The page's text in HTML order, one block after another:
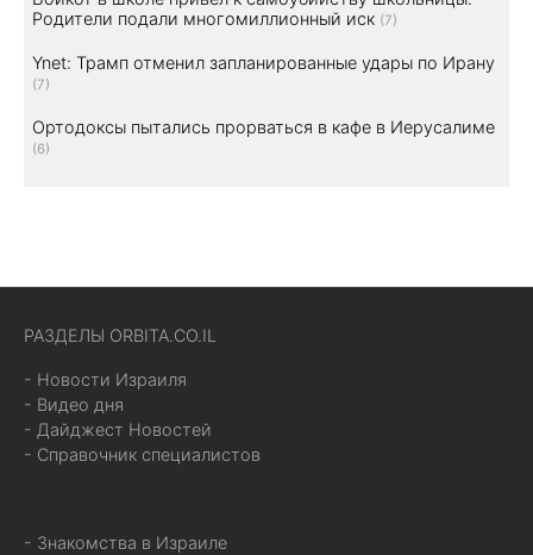
Родители подали многомиллионный иск (7)
Ynet: Трамп отменил запланированные удары по Ирану
(7)
Ортодоксы пытались прорваться в кафе в Иерусалиме
(6)
РАЗДЕЛЫ ORBITA.CO.IL
- Новости Израиля
- Видео дня
- Дайджест Новостей
- Справочник специалистов
- Знакомства в Израиле